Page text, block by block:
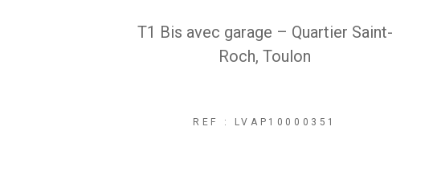
T1 Bis avec garage – Quartier Saint-
Roch, Toulon
REF : LVAP10000351